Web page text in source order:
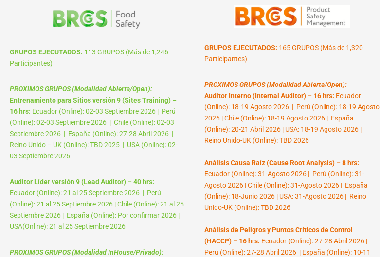
GRUPOS EJECUTADOS: 113 GRUPOS (Más de 1,246
Participantes)
PROXIMOS GRUPOS (Modalidad Abierta/Open):
Entrenamiento para Sitios versión 9 (Sites Training) –
16 hrs: Ecuador (Online): 02-03 Septiembre 2026 | Perú
(Online): 02-03 Septiembre 2026 | Chile (Online): 02-03
Septiembre 2026 | España (Online): 27-28 Abril 2026 |
Reino Unido – UK (Online): TBD 2025 | USA (Online): 02-
03 Septiembre 2026
Auditor Líder versión 9 (Lead Auditor) – 40 hrs:
Ecuador (Online): 21 al 25 Septiembre 2026 | Perú
(Online): 21 al 25 Septiembre 2026 | Chile (Online): 21 al 25
Septiembre 2026 | España (Online): Por confirmar 2026 |
USA(Online): 21 al 25 Septiembre 2026
PROXIMOS GRUPOS (Modalidad InHouse/Privado):
GRUPOS EJECUTADOS: 165 GRUPOS (Más de 1,320
Participantes)
PROXIMOS GRUPOS (Modalidad Abierta/Open):
Auditor Interno (Internal Auditor) – 16 hrs: Ecuador
(Online): 18-19 Agosto 2026 | Perú (Online): 18-19 Agosto
2026 | Chile (Online): 18-19 Agosto 2026 | España
(Online): 20-21 Abril 2026 | USA: 18-19 Agosto 2026 |
Reino Unido-UK (Online): TBD 2026
Análisis Causa Raíz (Cause Root Analysis) – 8 hrs:
Ecuador (Online): 31-Agosto 2026 | Perú (Online): 31-
Agosto 2026 | Chile (Online): 31-Agosto 2026 | España
(Online): 18-Junio 2026 | USA: 31-Agosto 2026 | Reino
Unido-UK (Online): TBD 2026
Análisis de Peligros y Puntos Críticos de Control
(HACCP) – 16 hrs: Ecuador (Online): 27-28 Abril 2026 |
Perú (Online): 27-28 Abril 2026 | España (Online): 10-11